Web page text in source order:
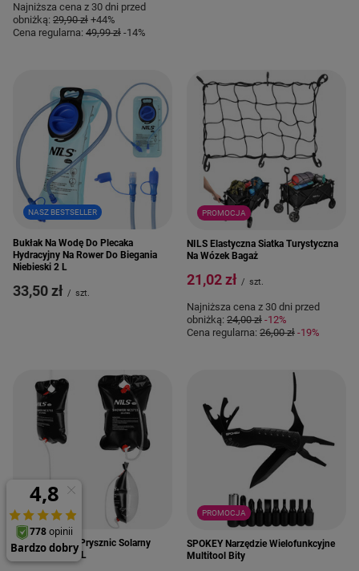
Najniższa cena z 30 dni przed
obniżką: 29,90 zł +44%
Cena regularna: 49,99 zł -14%
NASZ BESTSELLER
Bukłak Na Wodę Do Plecaka
Hydracyjny Na Rower Do Biegania
Niebieski 2 L
33,50 zł / szt.
PROMOCJA
NILS Elastyczna Siatka Turystyczna
Na Wózek Bagaż
21,02 zł / szt.
Najniższa cena z 30 dni przed
obniżką: 24,00 zł -12%
Cena regularna: 26,00 zł -19%
Nils Przenośny Prysznic Solarny
Turystyczny 20 L
PROMOCJA
SPOKEY Narzędzie Wielofunkcyjne
Multitool Bity